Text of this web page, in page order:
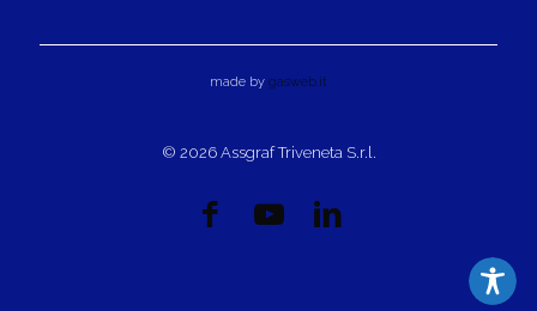
© 2026 Assgraf Triveneta S.r.l.
made by gasweb.it